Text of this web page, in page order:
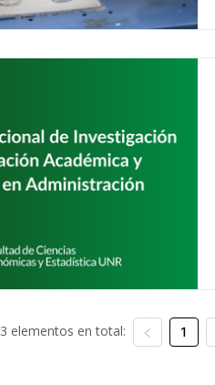
3 elementos en total: 1